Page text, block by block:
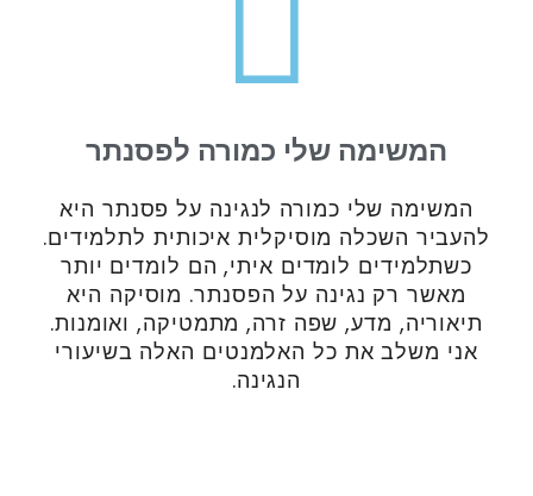
המשימה שלי כמורה לפסנתר
המשימה שלי כמורה לנגינה על פסנתר היא
להעביר השכלה מוסיקלית איכותית לתלמידים.
כשתלמידים לומדים איתי, הם לומדים יותר
מאשר רק נגינה על הפסנתר. מוסיקה היא
תיאוריה, מדע, שפה זרה, מתמטיקה, ואומנות.
אני משלב את כל האלמנטים האלה בשיעורי
הנגינה.